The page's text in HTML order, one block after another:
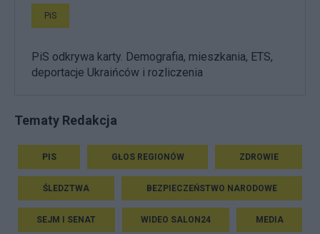
PiS
PiS odkrywa karty. Demografia, mieszkania, ETS,
deportacje Ukraińców i rozliczenia
Tematy Redakcja
PIS GŁOS REGIONÓW ZDROWIE
ŚLEDZTWA BEZPIECZEŃSTWO NARODOWE
SEJM I SENAT WIDEO SALON24 MEDIA